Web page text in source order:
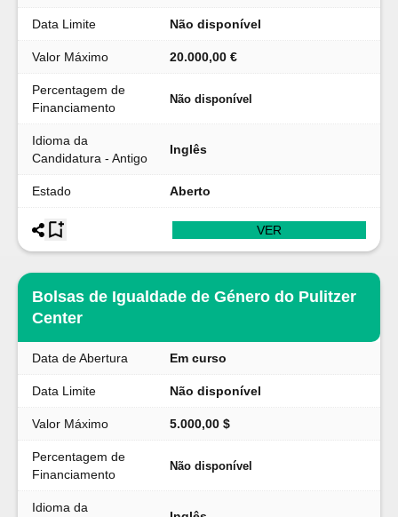
Data Limite Não disponível
Valor Máximo 20.000,00 €
Percentagem de
Financiamento
Não disponível
Idioma da
Candidatura - Antigo
Inglês
Estado Aberto
VER
Bolsas de Igualdade de Género do Pulitzer
Center
Data de Abertura Em curso
Data Limite Não disponível
Valor Máximo 5.000,00 $
Percentagem de
Financiamento
Não disponível
Idioma da